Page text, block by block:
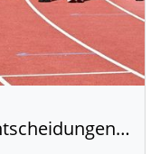
Spannende Mehrkampfentscheidungen in Weingarten